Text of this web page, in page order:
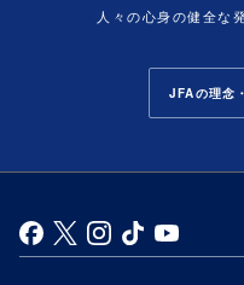
人々の心身の健全な
JFAの理念